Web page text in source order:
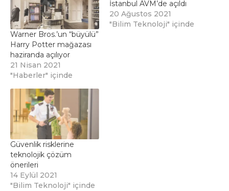
Warner Bros.’un “büyülü”
Harry Potter mağazası
haziranda açılıyor
21 Nisan 2021
"Haberler" içinde
İstanbul AVM’de açıldı
20 Ağustos 2021
"Bilim Teknoloji" içinde
Güvenlik risklerine
teknolojik çözüm
önerileri
14 Eylül 2021
"Bilim Teknoloji" içinde